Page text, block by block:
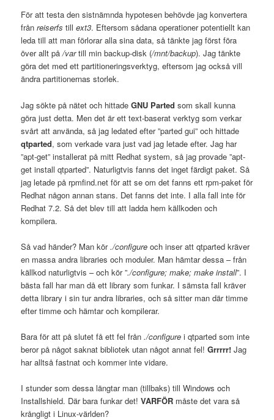
För att testa den sistnämnda hypotesen behövde jag konvertera
frånreiserfstillext3. Eftersom sådana operationer potentiellt kan
leda till att man förlorar alla sina data, så tänkte jag först föra
över allt på/vartill min backup-disk (/mnt/backup). Jag tänkte
göra det med ett partitioneringsverktyg, eftersom jag också vill
ändra partitionernas storlek.
Jag sökte på nätet och hittadeGNU Partedsom skall kunna
göra just detta. Men det är ett text-baserat verktyg som verkar
svårt att använda, så jag ledated efter ”parted gui” och hittade
qtparted, som verkade vara just vad jag letade efter. Jag har
”apt-get” installerat på mitt Redhat system, så jag provade ”apt-
get install qtparted”. Naturligtvis fanns det inget färdigt paket. Så
jag letade på rpmfind.net för att se om det fanns ett rpm-paket för
Redhat någon annan stans. Det fanns det inte. I alla fall inte för
Redhat 7.2. Så det blev till att ladda hem källkoden och
kompilera.
Så vad händer? Man kör ./configureoch inser att qtparted kräver
en massa andra libraries och moduler. Man hämtar dessa – från
källkod naturligtvis – och kör ”./configure; make; make install”. I
bästa fall har man då ett library som funkar. I sämsta fall kräver
detta library i sin tur andra libraries, och så sitter man där timme
efter timme och hämtar och kompilerar.
Bara för att på slutet få ett fel från ./configure i qtparted som inte
beror på något saknat bibliotek utan något annat fel!Grrrrr! Jag
har alltså fastnat och kommer inte vidare.
I stunder som dessa längtar man (tillbaks) till Windows och
Installshield. Där bara funkar det!VARFÖR måste det vara så
krångligt i Linux-världen?